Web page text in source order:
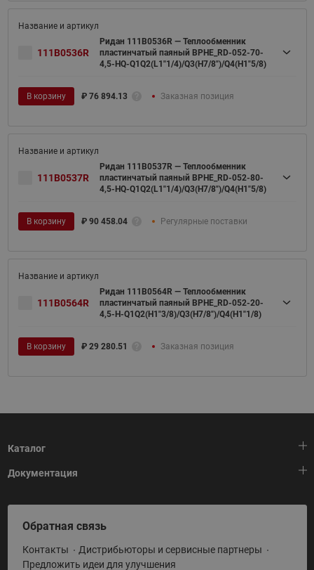
111B0536R
Ридан 111B0536R — Теплообменник
пластинчатый паяный BPHE_RD-052-70-
4,5-HQ-Q1Q2(L1"1/4)/Q3(H7/8")/Q4(H1"5/8)
В корзину ₽ 76 894.13 Заказная позиция
111B0537R
Ридан 111B0537R — Теплообменник
пластинчатый паяный BPHE_RD-052-80-
4,5-HQ-Q1Q2(L1"1/4)/Q3(H7/8")/Q4(H1"5/8)
В корзину ₽ 90 458.04 Регулярные поставки
111B0564R
Ридан 111B0564R — Теплообменник
пластинчатый паяный BPHE_RD-052-20-
4,5-H-Q1Q2(H1"3/8)/Q3(H7/8")/Q4(H1"1/8)
В корзину ₽ 29 280.51 Заказная позиция
Каталог
Тепловая автоматика
Холодильная техника
Приводная техника
Промышленная автоматика
Документация
HeatPlatform (Тепловая платформа)
Полезные программы и инструменты
Условия поставки
Обратная связь
Контакты
Дистрибьюторы и сервисные партнеры
Предложить идеи для улучшения